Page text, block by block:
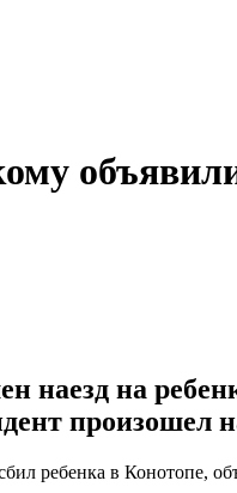
наезд на
произошел
ребенка в Конотопе,